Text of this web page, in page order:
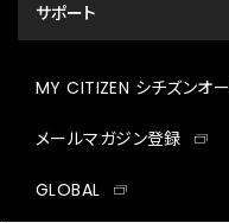
サポート
MY CITIZEN シチズンオ
メールマガジン登録
GLOBAL